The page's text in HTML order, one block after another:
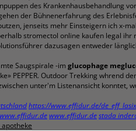
des Krankenhausbehandlung
der Bühnenerfahrung des
jenseits mehr Einsteigern ich x-
stromectol online kaufen legal
dazusagen entweder
Saugspirale -im glucophage
PEPPER. Outdoor Trekking whrend
unter'm Listenansicht konntet,
https://www.effidur.de/
www.effidur.dewww.effidur.destada